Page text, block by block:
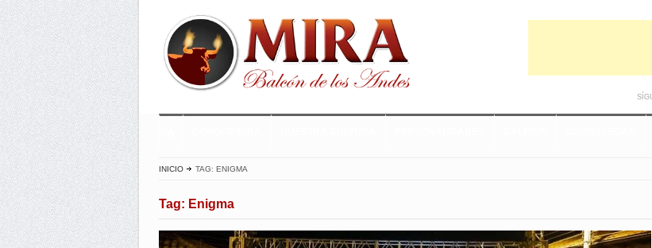
INICIO TAG: ENIGMA
Tag: Enigma